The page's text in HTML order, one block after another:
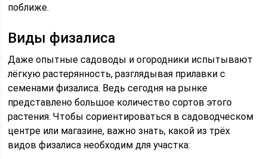
поближе.
Виды физалиса
Даже опытные садоводы и огородники испытывают
лёгкую растерянность, разглядывая прилавки с
семенами физалиса. Ведь сегодня на рынке
представлено большое количество сортов этого
растения. Чтобы сориентироваться в садоводческом
центре или магазине, важно знать, какой из трёх
видов физалиса необходим для участка: